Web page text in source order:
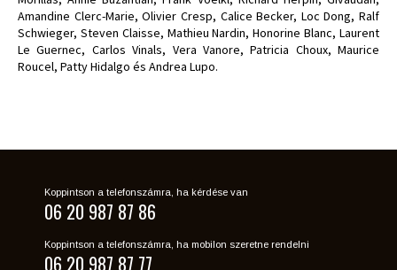
Amandine Clerc-Marie, Olivier Cresp, Calice Becker, Loc Dong, Ralf
Schwieger, Steven Claisse, Mathieu Nardin, Honorine Blanc, Laurent
Le Guernec, Carlos Vinals, Vera Vanore, Patricia Choux, Maurice
Roucel, Patty Hidalgo és Andrea Lupo.
Koppintson a telefonszámra, ha kérdése van
06 20 987 87 86
Koppintson a telefonszámra, ha mobilon szeretne rendelni
06 20 987 87 77